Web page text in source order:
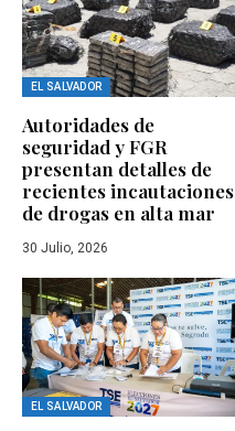
EL SALVADOR
Autoridades de
seguridad y FGR
presentan detalles de
recientes incautaciones
de drogas en alta mar
30 Julio, 2026
EL SALVADOR